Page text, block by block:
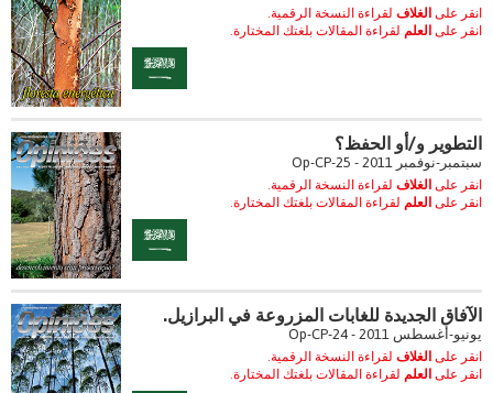
انقر على الغلاف لقراءة النسخة الرقمية.
انقر على العلم لقراءة المقالات بلغتك المختارة.
التطوير و/أو الحفظ؟
سبتمبر-نوفمبر 2011 - Op-CP-25
انقر على الغلاف لقراءة النسخة الرقمية.
انقر على العلم لقراءة المقالات بلغتك المختارة.
الآفاق الجديدة للغابات المزروعة في البرازيل.
يونيو-أغسطس 2011 - Op-CP-24
انقر على الغلاف لقراءة النسخة الرقمية.
انقر على العلم لقراءة المقالات بلغتك المختارة.